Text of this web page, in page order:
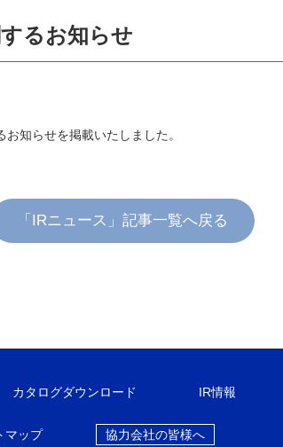
るお知らせ
知らせを掲載いたしました。
「IRニュース」記事一覧へ戻る
カタログダウンロード IR情報
マップ 協力会社の皆様へ